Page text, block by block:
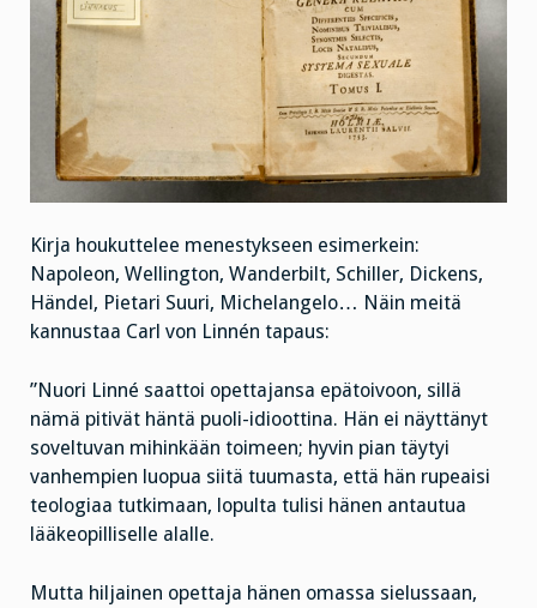
Kirja houkuttelee menestykseen esimerkein:
Napoleon, Wellington, Wanderbilt, Schiller, Dickens,
Händel, Pietari Suuri, Michelangelo… Näin meitä
kannustaa Carl von Linnén tapaus:
”Nuori Linné saattoi opettajansa epätoivoon, sillä
nämä pitivät häntä puoli-idioottina. Hän ei näyttänyt
soveltuvan mihinkään toimeen; hyvin pian täytyi
vanhempien luopua siitä tuumasta, että hän rupeaisi
teologiaa tutkimaan, lopulta tulisi hänen antautua
lääkeopilliselle alalle.
Mutta hiljainen opettaja hänen omassa sielussaan,